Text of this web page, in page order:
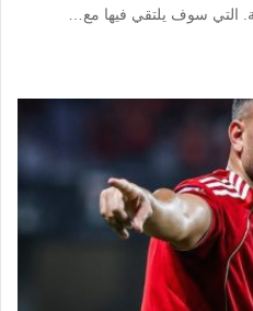
التي سوف يلتقي فيها مع…